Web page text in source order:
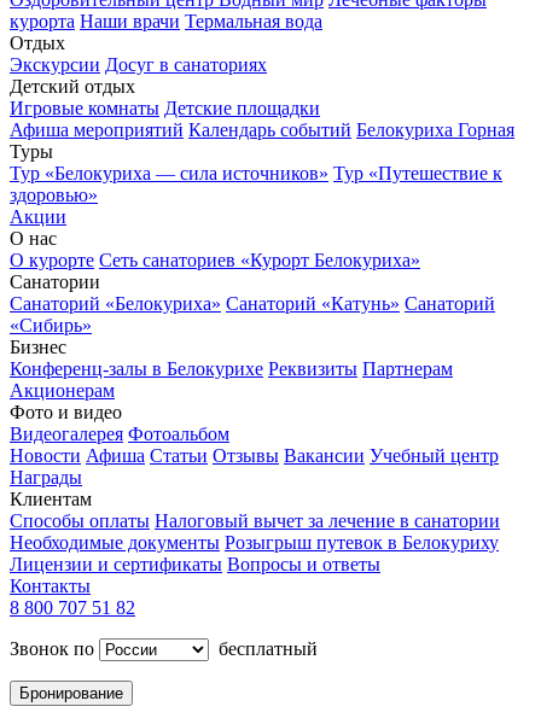
курорта Наши врачи Термальная вода
Отдых
Экскурсии Досуг в санаториях
Детский отдых
Игровые комнаты Детские площадки
Афиша мероприятий Календарь событий Белокуриха Горная
Туры
Тур «Белокуриха — сила источников» Тур «Путешествие к
здоровью»
Акции
О нас
О курорте Сеть санаториев «Курорт Белокуриха»
Санатории
Санаторий «Белокуриха» Санаторий «Катунь» Санаторий
«Сибирь»
Бизнес
Конференц-залы в Белокурихе Реквизиты Партнерам
Акционерам
Фото и видео
Видеогалерея Фотоальбом
Новости Афиша Статьи Отзывы Вакансии Учебный центр
Награды
Клиентам
Способы оплаты Налоговый вычет за лечение в санатории
Необходимые документы Розыгрыш путевок в Белокуриху
Лицензии и сертификаты Вопросы и ответы
Контакты
8 800 707 51 82
Звонок по
бесплатный
Бронирование